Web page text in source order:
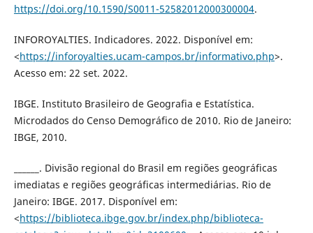
https://doi.org/10.1590/S0011-52582012000300004.
INFOROYALTIES. Indicadores. 2022. Disponível em:
<https://inforoyalties.ucam-campos.br/informativo.php>.
Acesso em: 22 set. 2022.
IBGE. Instituto Brasileiro de Geografia e Estatística.
Microdados do Censo Demográfico de 2010. Rio de Janeiro:
IBGE, 2010.
______. Divisão regional do Brasil em regiões geográficas
imediatas e regiões geográficas intermediárias. Rio de
Janeiro: IBGE. 2017. Disponível em:
<https://biblioteca.ibge.gov.br/index.php/biblioteca-